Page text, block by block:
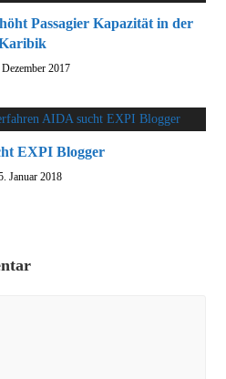
Passagier Kapazität in der
Dezember 2017
EXPI Blogger
Januar 2018